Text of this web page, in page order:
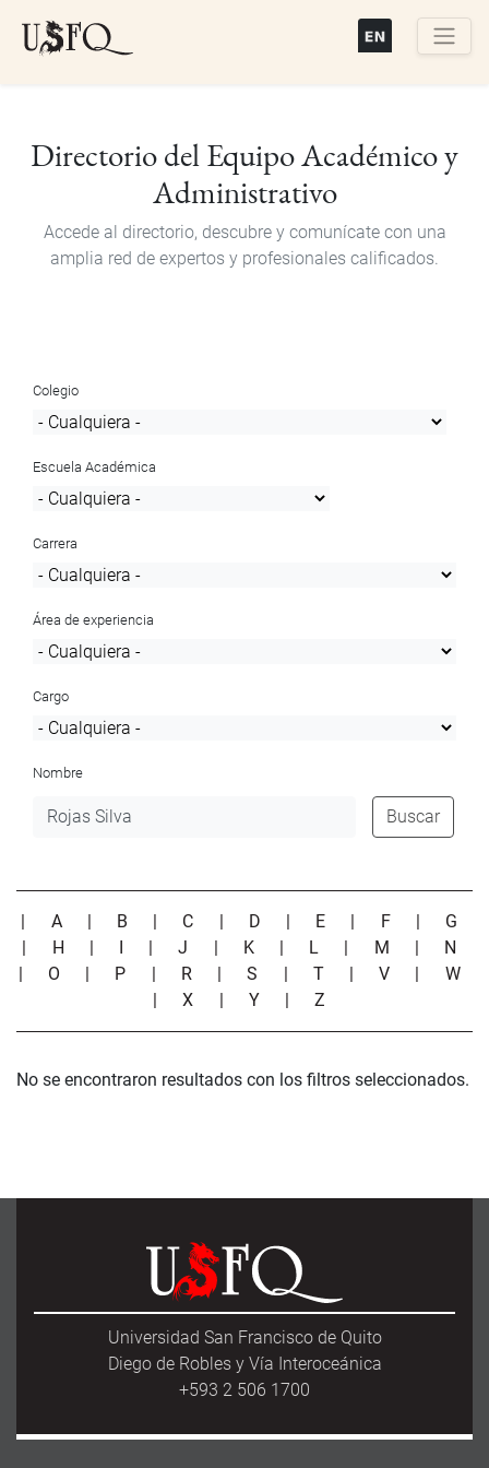
Directorio del Equipo Académico y
Administrativo
Accede al directorio, descubre y comunícate con una
amplia red de expertos y profesionales calificados.
Colegio
Escuela Académica
Carrera
Área de experiencia
Cargo
Nombre
Buscar
| A | B | C | D | E | F | G
| H | I |J | K | L | M | N
| O | P | R |S | T |V | W
|X | Y |Z
No se encontraron resultados con los filtros seleccionados.
Universidad San Francisco de Quito
Diego de Robles y Vía Interoceánica
+593 2 506 1700